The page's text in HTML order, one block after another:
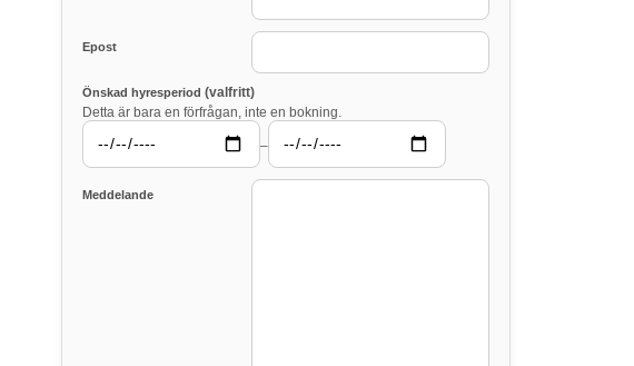
Epost
Önskad hyresperiod (valfritt)
Detta är bara en förfrågan, inte en bokning.
–
Meddelande